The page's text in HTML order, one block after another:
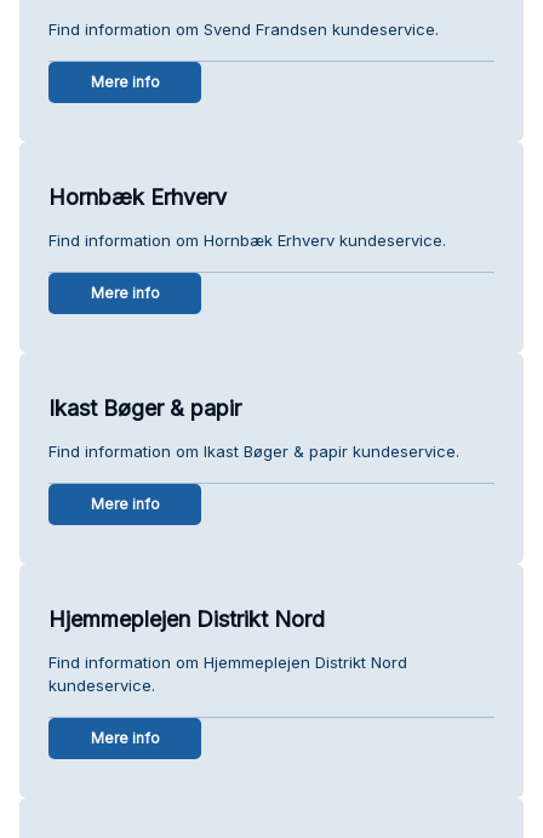
Find information om Svend Frandsen kundeservice.
Mere info
Hornbæk Erhverv
Find information om Hornbæk Erhverv kundeservice.
Mere info
Ikast Bøger & papir
Find information om Ikast Bøger & papir kundeservice.
Mere info
Hjemmeplejen Distrikt Nord
Find information om Hjemmeplejen Distrikt Nord
kundeservice.
Mere info